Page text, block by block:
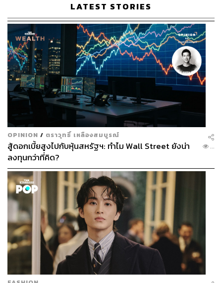
LATEST STORIES
OPINION / ตราวุทธิ์ เหลืองสมบูรณ์
สู้ดอกเบี้ยสูงไปกับหุ้นสหรัฐฯ: ทำไม Wall Street ยังน่า
ลงทุนกว่าที่คิด?
...